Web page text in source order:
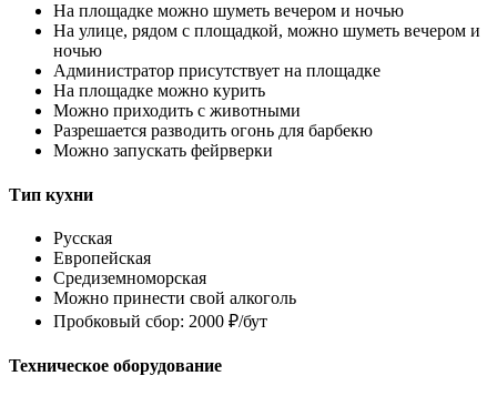
На площадке можно шуметь вечером и ночью
На улице, рядом с площадкой, можно шуметь вечером и
ночью
Администратор присутствует на площадке
На площадке можно курить
Можно приходить с животными
Разрешается разводить огонь для барбекю
Можно запускать фейрверки
Тип кухни
Русская
Европейская
Средиземноморская
Можно принести свой алкоголь
Пробковый сбор: 2000 ₽/бут
Техническое оборудование